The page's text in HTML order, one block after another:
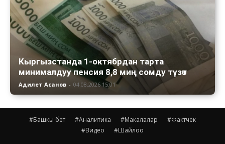
Кыргызстанда 1-октябрдан тарта
минималдуу пенсия 8,8 миң сомду түзөт
Адилет Асанов - 04.08.2026 15:01
#Башкы бет #Аналитика #Макалалар
#Фактчек
#Видео
#Шайлоо